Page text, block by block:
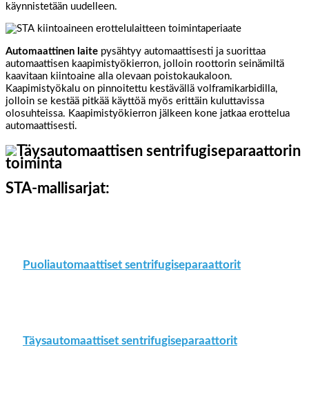
käynnistetään uudelleen.
Automaattinen laite pysähtyy automaattisesti ja suorittaa
automaattisen kaapimistyökierron, jolloin roottorin seinämiltä
kaavitaan kiintoaine alla olevaan poistokaukaloon.
Kaapimistyökalu on pinnoitettu kestävällä volframikarbidilla,
jolloin se kestää pitkää käyttöä myös erittäin kuluttavissa
olosuhteissa. Kaapimistyökierron jälkeen kone jatkaa erottelua
automaattisesti.
STA-mallisarjat:
Puoliautomaattiset sentrifugiseparaattorit
Täysautomaattiset sentrifugiseparaattorit